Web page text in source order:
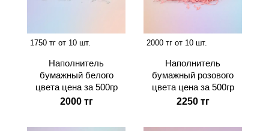
1750 тг от 10 шт.
Наполнитель
бумажный белого
цвета цена за 500гр
2000 тг
2000 тг от 10 шт.
Наполнитель
бумажный розового
цвета цена за 500гр
2250 тг